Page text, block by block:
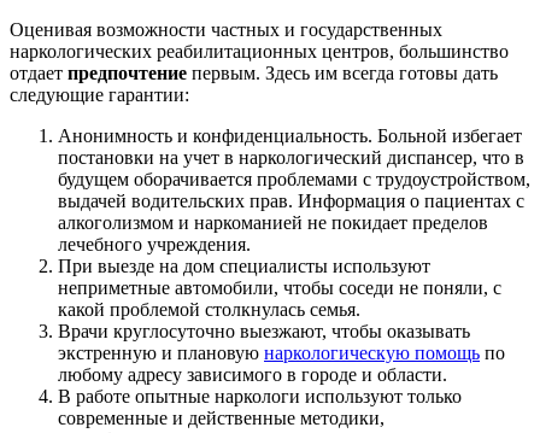
Оценивая возможности частных и государственных
наркологических реабилитационных центров, большинство
отдает предпочтение первым. Здесь им всегда готовы дать
следующие гарантии:
Анонимность и конфиденциальность. Больной избегает
постановки на учет в наркологический диспансер, что в
будущем оборачивается проблемами с трудоустройством,
выдачей водительских прав. Информация о пациентах с
алкоголизмом и наркоманией не покидает пределов
лечебного учреждения.
При выезде на дом специалисты используют
неприметные автомобили, чтобы соседи не поняли, с
какой проблемой столкнулась семья.
Врачи круглосуточно выезжают, чтобы оказывать
экстренную и плановую наркологическую помощь по
любому адресу зависимого в городе и области.
В работе опытные наркологи используют только
современные и действенные методики,